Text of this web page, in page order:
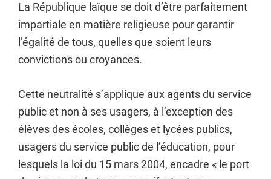
La République laïque se doit d’être parfaitement
impartiale en matière religieuse pour garantir
l’égalité de tous, quelles que soient leurs
convictions ou croyances.
Cette neutralité s’applique aux agents du service
public et non à ses usagers, à l’exception des
élèves des écoles, collèges et lycées publics,
usagers du service public de l’éducation, pour
lesquels la loi du 15 mars 2004, encadre « le port